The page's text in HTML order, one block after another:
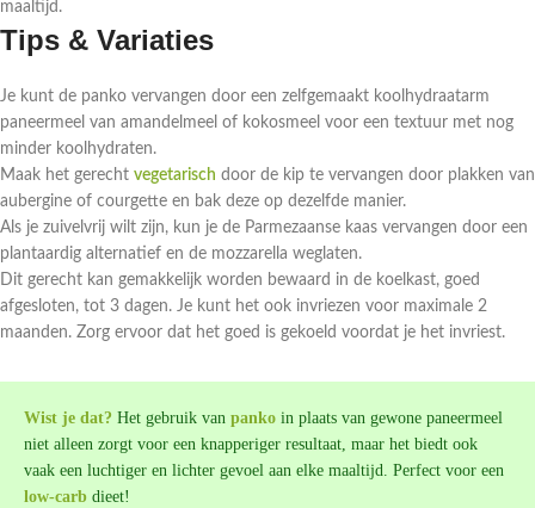
maaltijd.
Tips & Variaties
Je kunt de panko vervangen door een zelfgemaakt koolhydraatarm
paneermeel van amandelmeel of kokosmeel voor een textuur met nog
minder koolhydraten.
Maak het gerecht vegetarisch door de kip te vervangen door plakken van
aubergine of courgette en bak deze op dezelfde manier.
Als je zuivelvrij wilt zijn, kun je de Parmezaanse kaas vervangen door een
plantaardig alternatief en de mozzarella weglaten.
Dit gerecht kan gemakkelijk worden bewaard in de koelkast, goed
afgesloten, tot 3 dagen. Je kunt het ook invriezen voor maximale 2
maanden. Zorg ervoor dat het goed is gekoeld voordat je het invriest.
Wist je dat? Het gebruik van panko in plaats van gewone paneermeel
niet alleen zorgt voor een knapperiger resultaat, maar het biedt ook
vaak een luchtiger en lichter gevoel aan elke maaltijd. Perfect voor een
low-carb dieet!